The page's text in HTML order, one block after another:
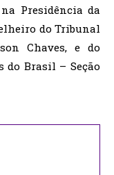
Presidência da
do Tribunal
Chaves, e do
do Brasil – Seção